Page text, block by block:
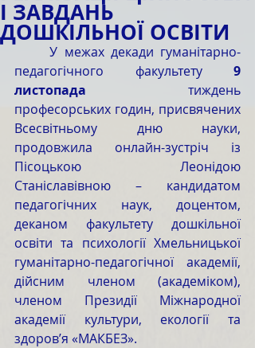
І ЗАВДАНЬ
ДОШКІЛЬНОЇ ОСВІТИ
	У межах декади гуманітарно-
педагогічного факультету 9
листопада тиждень
професорських годин, присвячених
Всесвітньому дню науки,
продовжила онлайн-зустріч із
Пісоцькою Леонідою
Станіславівною – кандидатом
педагогічних наук, доцентом,
деканом факультету дошкільної
освіти та психології Хмельницької
гуманітарно-педагогічної академії,
дійсним членом (академіком),
членом Президії Міжнародної
академії культури, екології та
здоров’я «МАКБЕЗ».